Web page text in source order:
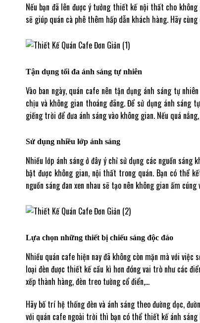
Nếu bạn đã lên được ý tưởng thiết kế nội thất cho
sẽ giúp quán cà phê thêm hấp dẫn khách hàng. Hãy
Tận dụng tối đa ánh sáng tự nhiên
Vào ban ngày, quán cafe nên tận dụng ánh sáng tự
chịu và không gian thoáng đãng. Để sử dụng ánh sáng
giếng trời để đưa ánh sáng vào không gian. Nếu quá
Sử dụng nhiều lớp ánh sáng
Nhiều lớp ánh sáng ở đây ý chỉ sử dụng các nguồn
bật được không gian, nội thất trong quán. Bạn có thể
nguồn sáng đan xen nhau sẽ tạo nên không gian ấm cúng
Lựa chọn những thiết bị chiếu sáng độc đáo
Nhiều quán cafe hiện nay đã không còn mặn mà với việc
loại đèn được thiết kế cầu kì hơn đóng vai trò như các
xếp thành hàng, đèn treo tường cổ điển,…
Hãy bố trí hệ thống đèn và ánh sáng theo đường dọc,
với quán cafe ngoài trời thì bạn có thể thiết kế ánh sáng